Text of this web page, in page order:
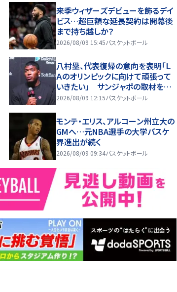
来季ウィザーズデビューを飾るデイ
ビス…超巨額な延長契約は開幕後
まで持ち越しか？
2026/08/09 15:45バスケットボール
八村塁、代表復帰の意向を表明「Ｌ
Ａのオリンピックに向けて頑張って
いきたい」 サンジャポの取材を受
けた衝撃理由
2026/08/09 12:15バスケットボール
モンテ・エリス、アルコーン州立大の
GMへ…元NBA選手の大学バスケ
界進出が続く
2026/08/09 09:34バスケットボール